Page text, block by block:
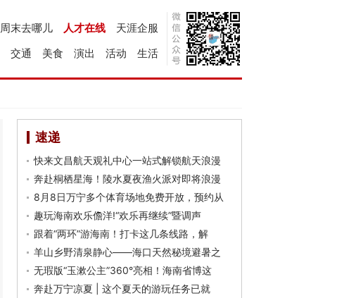
天涯企服
人才在线
周末去哪儿
生活
活动
演出
美食
交通
速递
快来文昌航天观礼中心一站式解锁航天浪漫
奔赴桐栖星海！陵水夏夜渔火派对即将浪漫
8月8日万宁多个体育场地免费开放，预约从
趣玩海南欢乐儋洋!“欢乐再继续”暨调声
跟着“两环”游海南！打卡这几条线路，解
羊山乡野清泉静心——海口天然秘境避暑之
无瑕版“玉漱公主”360°亮相！海南省博这
奔赴万宁凉夏 | 这个夏天的游玩任务已就